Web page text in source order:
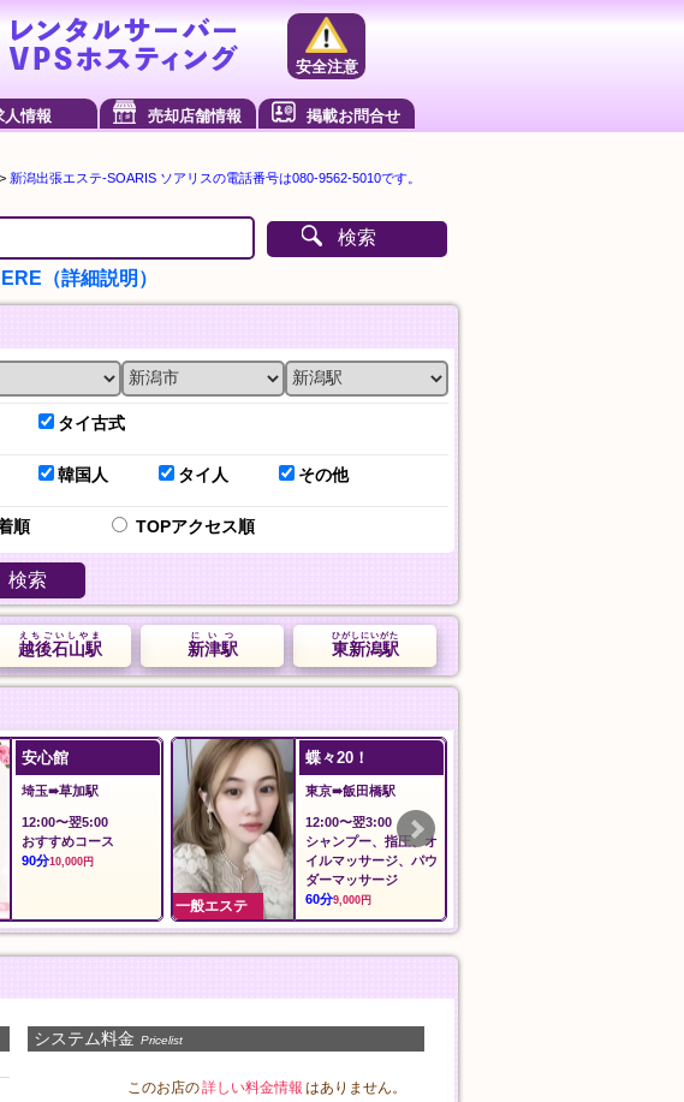
安全注意
人情報 売却店舗情報 掲載お問合せ
> 新潟出張エステ-SOARIS ソアリスの電話番号は080-9562-5010です。
検索
（詳細説明）
タイ古式
韓国人 タイ人 その他
順 TOPアクセス順
検索
東新潟駅
ひがしにいがた
新津駅
にいつ
越後石山駅
えちごいしやま
安心館
埼玉➠草加駅
12:00〜翌5:00
おすすめコース
90分10,000円
一般エステ
蝶々20！
東京➠飯田橋駅
12:00〜翌3:00
シャンプー、指圧、オ
イルマッサージ、パウ
ダーマッサージ
60分9,000円
システム料金 Pricelist
このお店の詳しい料金情報 はありません。